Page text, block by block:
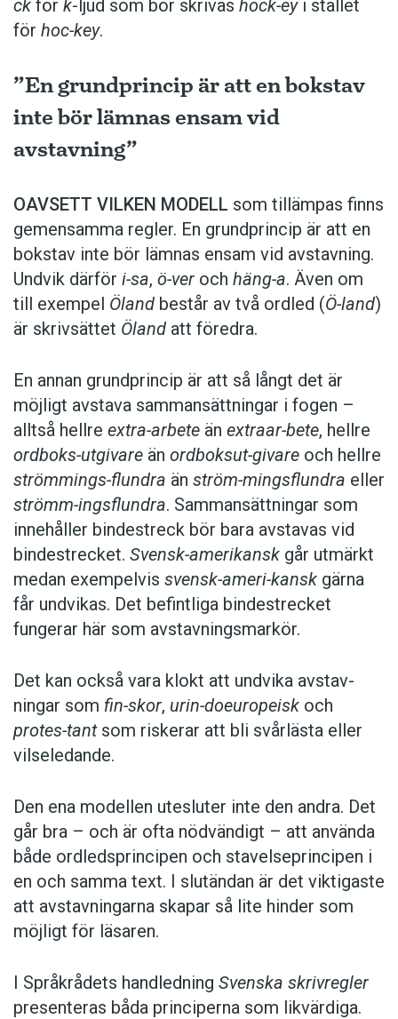
ck för k-ljud som bör skrivas hock-eyi stället
för hoc-key.
”En grundprincip är att en bokstav
inte bör lämnas ensam vid
avstavning”
OAVSETT VILKEN MODELL som tillämpas finns
gemensamma regler. En grundprincip är att en
bokstav inte bör lämnas ensam vid avstavning.
Undvik därför i-sa, ö-ver och häng-a. Även om
till exempel Öland består av två ordled (Ö-land)
är skrivsättet Öland att föredra.
En annan grundprincip är att så långt det är
möjligt avstava sammansättningar i fogen –
alltså hellre extra-arbete än extraar-bete, hellre
ordboks-utgivare än ordboksut-givare och hellre
strömmings-flundra än ström-mingsflundra eller
strömm-ingsflundra. Sammansättningar som
innehåller bindestreck bör bara avstavas vid
bindestrecket. Svensk-amerikansk går utmärkt
medan exempelvis svensk-ameri-kansk gärna
får undvikas. Det befintliga bindestrecket
fungerar här som avstavningsmarkör.
Det kan också vara klokt att undvika avstav­
ningar som fin-skor, urin-doeuropeisk och
protes-tantsom riskerar att bli svårlästa eller
vilseledande.
Den ena modellen utesluter inte den andra. Det
går bra – och är ofta nödvändigt – att använda
både ordledsprincipen och stavelseprincipen i
en och samma text. I slutändan är det viktigaste
att avstavningarna skapar så lite hinder som
möjligt för läsaren.
I Språkrådets handledning Svenska skrivregler
presenteras båda principerna som likvärdiga.